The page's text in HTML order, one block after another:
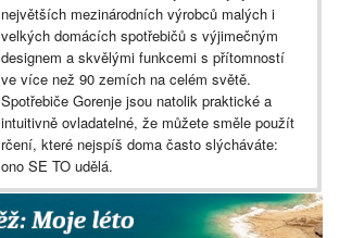
největších mezinárodních výrobců malých i
velkých domácích spotřebičů s výjimečným
designem a skvělými funkcemi s přítomností
ve více než 90 zemích na celém světě.
Spotřebiče Gorenje jsou natolik praktické a
intuitivně ovladatelné, že můžete směle použít
rčení, které nejspíš doma často slýcháváte:
ono SE TO udělá.